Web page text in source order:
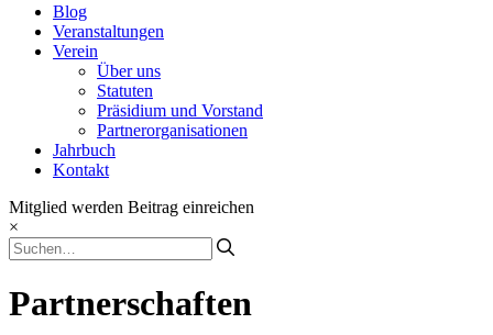
Blog
Veranstaltungen
Verein
Über uns
Statuten
Präsidium und Vorstand
Partnerorganisationen
Jahrbuch
Kontakt
Mitglied werden Beitrag einreichen
×
Partnerschaften